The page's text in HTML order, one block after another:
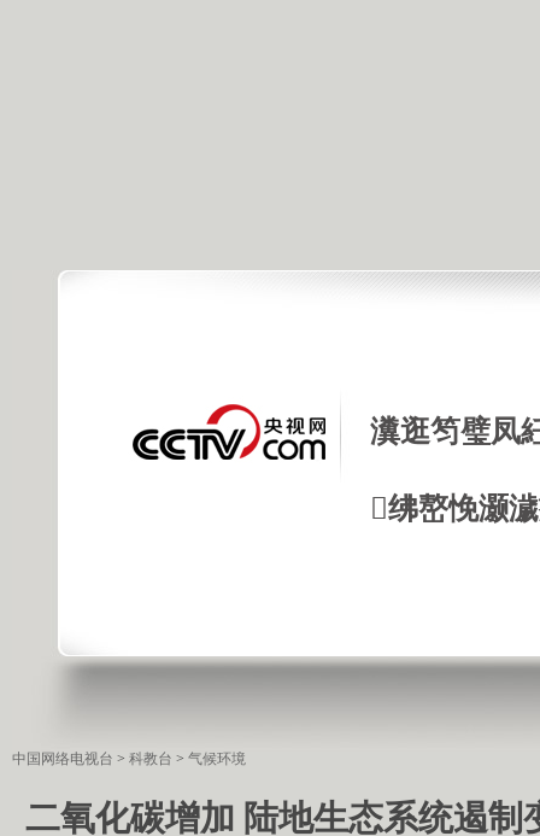
瀵逛笉璧凤
绋嶅悗灏
中国网络电视台 > 科教台 > 气候环境
二氧化碳增加 陆地生态系统遏制